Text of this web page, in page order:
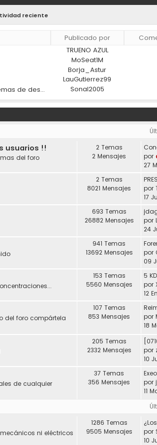
reciente
Publicado por
TRUENO AZUL
MoSeat1M
Borja_Astur
LauGutierrez99
¿Los materiales modernos ayudan a reducir los problemas de desgaste en los coches?
Sonal2005
usuarios !!
del foro
2 Temas
2 Mensajes
por
27
2 Temas
8021 Mensajes
por
17
693 Temas
26882 Mensajes
por
24
941 Temas
13692 Mensajes
por
09
153 Temas
5560 Mensajes
5
por
12
del foro compártela
107 Temas
853 Mensajes
por
18
205 Temas
2332 Mensajes
por
10
de cualquier
37 Temas
356 Mensajes
por
11
ni eléctricos
1286 Temas
9505 Mensajes
por
10